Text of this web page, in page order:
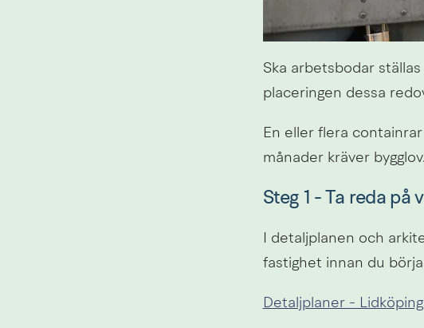
Ska arbetsbodar
placeringen dessa
En eller flera
månader kräver bygglov.
Steg 1 - Ta reda på
I detaljplanen och
fastighet innan du
Detaljplaner -